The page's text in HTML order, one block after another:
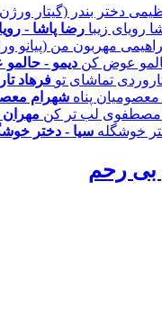
رضا پاشا -
دیمو -
فرهاد
شهرام
سیا - دختر
بی رحم